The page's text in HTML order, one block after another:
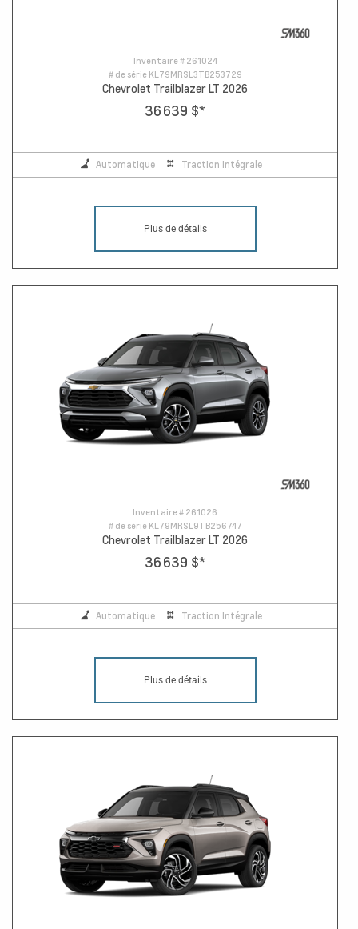
Inventaire # 261024
# de série KL79MRSL3TB253729
Chevrolet Trailblazer LT 2026
36 639 $*
Automatique Traction Intégrale
Plus de détails
Inventaire # 261026
# de série KL79MRSL9TB256747
Chevrolet Trailblazer LT 2026
36 639 $*
Automatique Traction Intégrale
Plus de détails